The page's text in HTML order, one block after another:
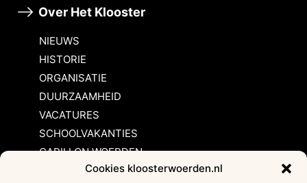
Cookies kloosterwoerden.nl
Over Het Klooster
NIEUWS
HISTORIE
ORGANISATIE
DUURZAAMHEID
VACATURES
SCHOOLVAKANTIES
CARILLON WOERDEN